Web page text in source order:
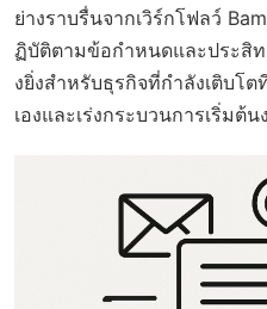
ย่างราบรื่นจากเวิร์กโฟลว์
ฏิบัติตามข้อกำหนดและประสิ
งยิ่งสำหรับธุรกิจที่กำลังเติบโ
เองและเร่งกระบวนการเริ่มต้น